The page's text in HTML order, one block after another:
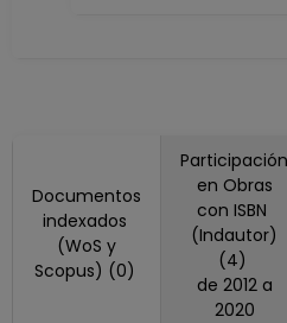
Documentos
indexados
(WoS y
Scopus) (0)
Participación
en Obras
con ISBN
(Indautor)
(4)
de 2012 a
2020